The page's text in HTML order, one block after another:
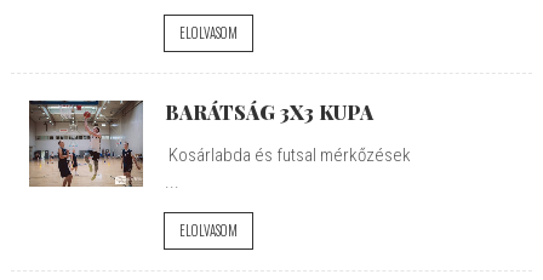
ELOLVASOM
BARÁTSÁG 3X3 KUPA
Kosárlabda és futsal mérkőzések
...
ELOLVASOM